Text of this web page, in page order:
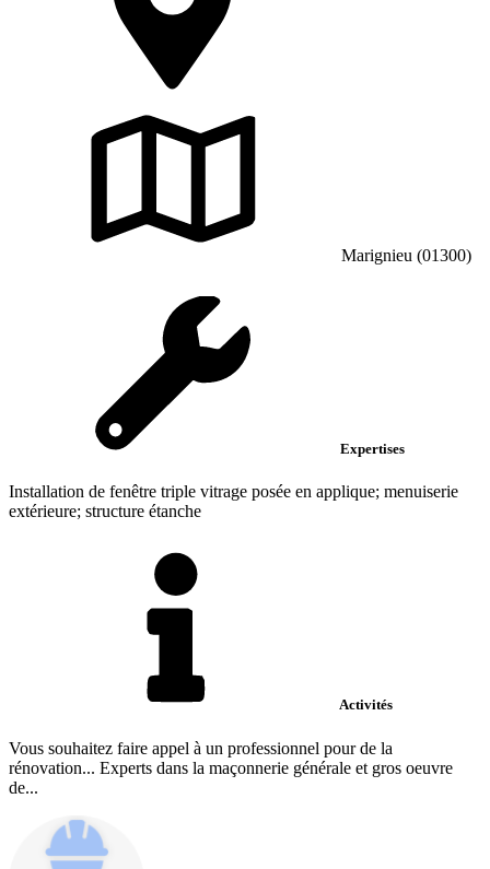
Marignieu (01300)
Expertises
Installation de fenêtre triple vitrage posée en applique; menuiserie
extérieure; structure étanche
Activités
Vous souhaitez faire appel à un professionnel pour de la
rénovation... Experts dans la maçonnerie générale et gros oeuvre
de...